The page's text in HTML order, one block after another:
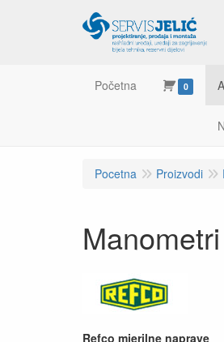
Početna 0
Pocetna Proizvodi
Manometri
Refco mjerilne naprave